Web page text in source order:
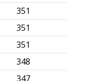
351
351
351
348
347